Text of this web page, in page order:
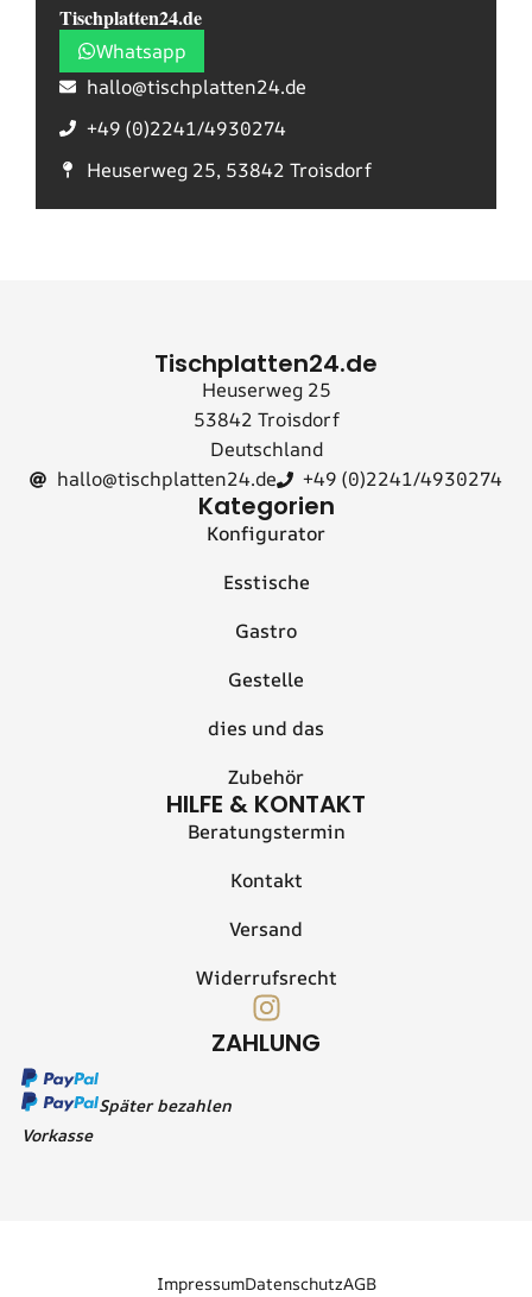
Tischplatten24.de
Whatsapp
hallo@tischplatten24.de
+49 (0)2241/4930274
Heuserweg 25, 53842 Troisdorf
Tischplatten24.de
Heuserweg 25
53842 Troisdorf
Deutschland
hallo@tischplatten24.de
+49 (0)2241/4930274
Kategorien
Konfigurator
Esstische
Gastro
Gestelle
dies und das
Zubehör
HILFE & KONTAKT
Beratungstermin
Kontakt
Versand
Widerrufsrecht
I
n
ZAHLUNG
Später bezahlen
Vorkasse
ImpressumDatenschutzAGB